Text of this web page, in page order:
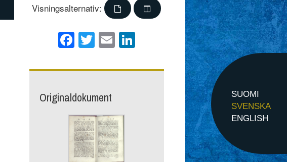
SUOMI
SVENSKA
ENGLISH
Visningsalternativ:
Facebook
Twitter
EmailLinkedIn
Originaldokument